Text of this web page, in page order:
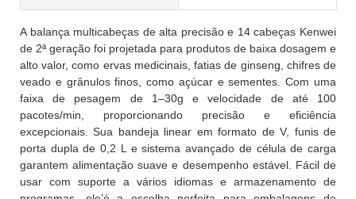
A balança multicabeças de alta precisão e 14 cabeças Kenwei
de 2ª geração foi projetada para produtos de baixa dosagem e
alto valor, como ervas medicinais, fatias de ginseng, chifres de
veado e grânulos finos, como açúcar e sementes. Com uma
faixa de pesagem de 1–30g e velocidade de até 100
pacotes/min, proporcionando precisão e eficiência
excepcionais. Sua bandeja linear em formato de V, funis de
porta dupla de 0,2 L e sistema avançado de célula de carga
garantem alimentação suave e desempenho estável. Fácil de
usar com suporte a vários idiomas e armazenamento de